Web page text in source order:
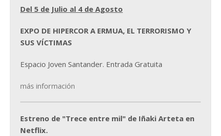
Del 5 de Julio al 4 de Agosto
EXPO DE HIPERCOR A ERMUA, EL TERRORISMO Y
SUS VÍCTIMAS
Espacio Joven Santander. Entrada Gratuita
más información
Estreno de "Trece entre mil" de Iñaki Arteta en
Netflix.